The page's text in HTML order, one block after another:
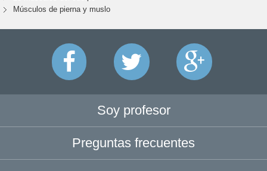
Músculos de pierna y muslo
Soy profesor
Preguntas frecuentes